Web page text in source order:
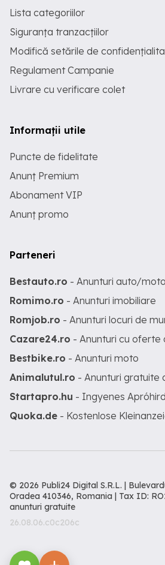
Lista categoriilor
Siguranța tranzacțiilor
Modifică setările de
Regulament Campanie
Livrare cu verificare colet
Informații utile
Puncte de fidelitate
Anunț Premium
Abonament VIP
Anunț promo
Parteneri
Bestauto.ro - Anunturi auto/moto
Romimo.ro - Anunturi imobiliare
Romjob.ro - Anunturi locuri de
Cazare24.ro - Anunturi cu oferte
Bestbike.ro - Anunturi moto
Animalutul.ro - Anunturi gratuite
Startapro.hu - Ingyenes
Quoka.de - Kostenlose
© 2026 Publi24 Digital S.R.L. |
Oradea 410346, Romania | Tax ID:
anunturi gratuite
26.08.06.c0c206c